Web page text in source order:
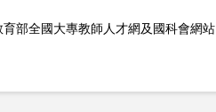
部全國大專教師人才網及國科會網站